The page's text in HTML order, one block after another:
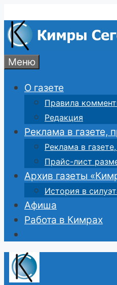
к
содержимому
Меню
О газете
Правила
Редакция
Реклама в газете,
Реклама в
Прайс-лист
Архив газеты
История в
Афиша
Работа в Кимрах